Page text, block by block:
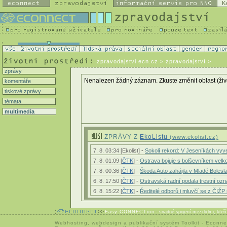
zpravodajstvi.ecn.cz > zpravodajství >
zprávy
komentáře
tiskové zprávy
témata
multimedia
Nenalezen žádný záznam. Zkuste změnit oblast
ZPRÁVY Z EkoListu (www.ekolist.cz)
7. 8. 03:34 [Ekolist] - Sokolí rekord: V Jeseníkách
7. 8. 01:09 [ČTK] - Ostrava bojuje s bolševníkem
7. 8. 00:36 [ČTK] - Škoda Auto zahájila v Mladé
6. 8. 17:50 [ČTK] - Ostravská radní podala trestní
6. 8. 15:22 [ČTK] - Ředitelé odborů i mluvčí se z
Easy CONNECTion - snadné spojení mezi lidmi,
Webhosting webdesign a publikační systém Toolkit -